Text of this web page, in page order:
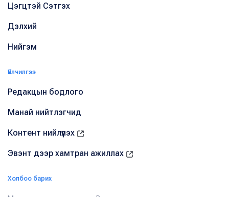
Цэгцтэй Сэтгэх
Дэлхий
Нийгэм
Үйлчилгээ
Редакцын бодлого
Манай нийтлэгчид
Контент нийлүүлэх
Эвэнт дээр хамтран ажиллах
Холбоо барих